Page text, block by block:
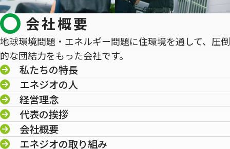
会社概要
地球環境問題・エネルギー問題に住環境を通して、圧倒
的な団結力をもった会社です。
私たちの特長
エネジオの人
経営理念
代表の挨拶
会社概要
エネジオの取り組み